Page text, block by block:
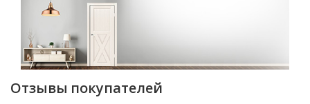
Отзывы покупателей